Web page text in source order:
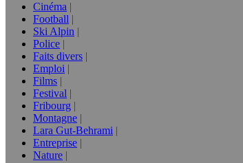
Cinéma
Football
Ski Alpin
Police
Faits divers
Emploi
Films
Festival
Fribourg
Montagne
Lara Gut-Behrami
Entreprise
Nature